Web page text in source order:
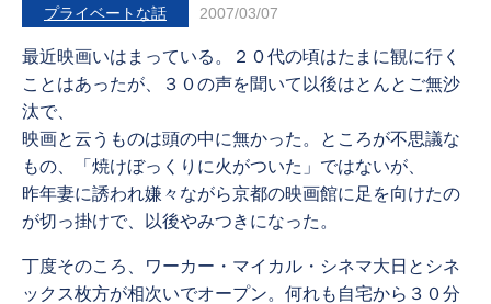
プライベートな話 2007/03/07
最近映画いはまっている。２０代の頃はたまに観に行く
ことはあったが、３０の声を聞いて以後はとんとご無沙
汰で、
映画と云うものは頭の中に無かった。ところが不思議な
もの、「焼けぼっくりに火がついた」ではないが、
昨年妻に誘われ嫌々ながら京都の映画館に足を向けたの
が切っ掛けで、以後やみつきになった。
丁度そのころ、ワーカー・マイカル・シネマ大日とシネ
ックス枚方が相次いでオープン。何れも自宅から３０分